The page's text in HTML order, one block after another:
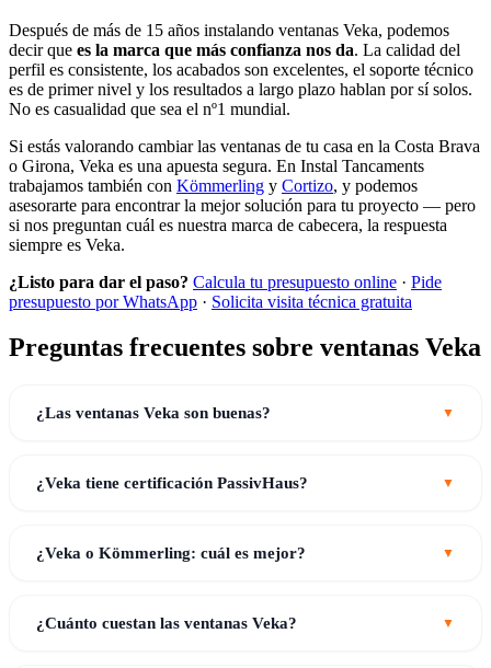
Después de más de 15 años instalando ventanas Veka, podemos
decir que es la marca que más confianza nos da. La calidad del
perfil es consistente, los acabados son excelentes, el soporte técnico
es de primer nivel y los resultados a largo plazo hablan por sí solos.
No es casualidad que sea el nº1 mundial.
Si estás valorando cambiar las ventanas de tu casa en la Costa Brava
o Girona, Veka es una apuesta segura. En Instal Tancaments
trabajamos también con Kömmerling y Cortizo, y podemos
asesorarte para encontrar la mejor solución para tu proyecto — pero
si nos preguntan cuál es nuestra marca de cabecera, la respuesta
siempre es Veka.
¿Listo para dar el paso? Calcula tu presupuesto online · Pide
presupuesto por WhatsApp · Solicita visita técnica gratuita
Preguntas frecuentes sobre ventanas Veka
¿Las ventanas Veka son buenas?
¿Veka tiene certificación PassivHaus?
¿Veka o Kömmerling: cuál es mejor?
¿Cuánto cuestan las ventanas Veka?